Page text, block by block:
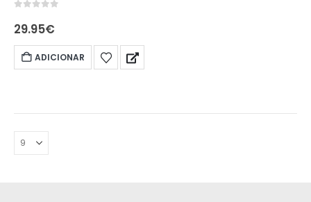
29.95€
ADICIONAR